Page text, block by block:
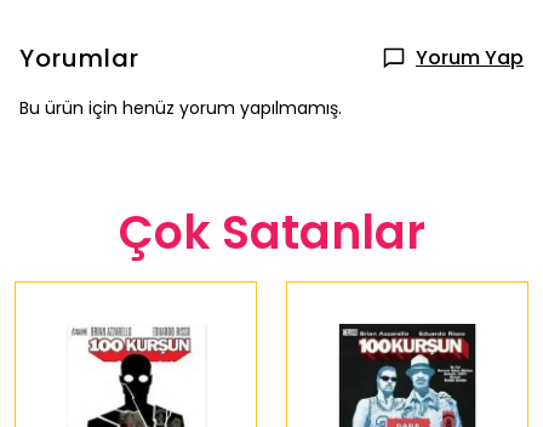
Yorumlar Yorum Yap
Bu ürün için henüz yorum yapılmamış.
Çok Satanlar